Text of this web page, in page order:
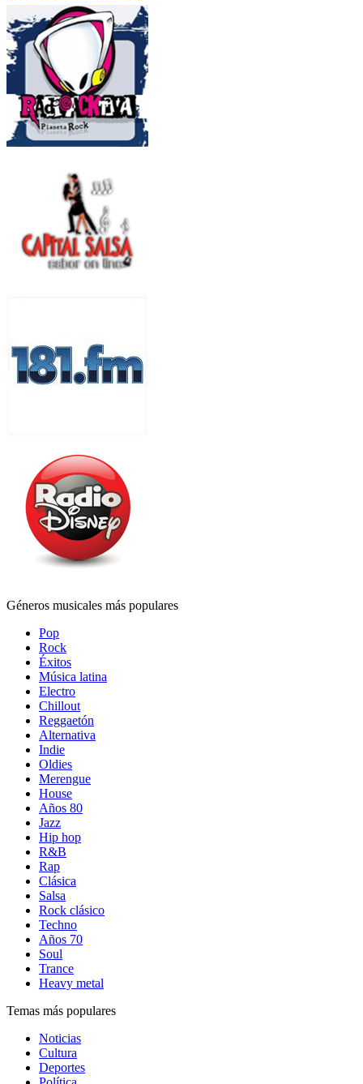
Géneros musicales más populares
Pop
Rock
Éxitos
Música latina
Electro
Chillout
Reggaetón
Alternativa
Indie
Oldies
Merengue
House
Años 80
Jazz
Hip hop
R&B
Rap
Clásica
Salsa
Rock clásico
Techno
Años 70
Soul
Trance
Heavy metal
Temas más populares
Noticias
Cultura
Deportes